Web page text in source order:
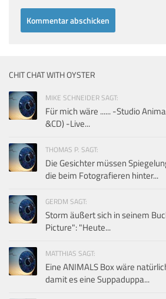
CHIT CHAT WITH OYSTER
MIKE SCHNEIDER SAGT:
Für mich wäre ...... -Studio
&CD) -Live...
THOMAS P. SAGT:
Die Gesichter müssen
die beim Fotografieren hinter...
GERDM SAGT:
Storm äußert sich in seinem
Picture": "Heute...
MATTHIAS SAGT:
Eine ANIMALS Box wäre
damit es eine Suppaduppa...